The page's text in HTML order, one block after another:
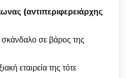
(αντιπεριφερειάρχης
σκάνδαλο σε βάρος της
εταιρεία της τότε